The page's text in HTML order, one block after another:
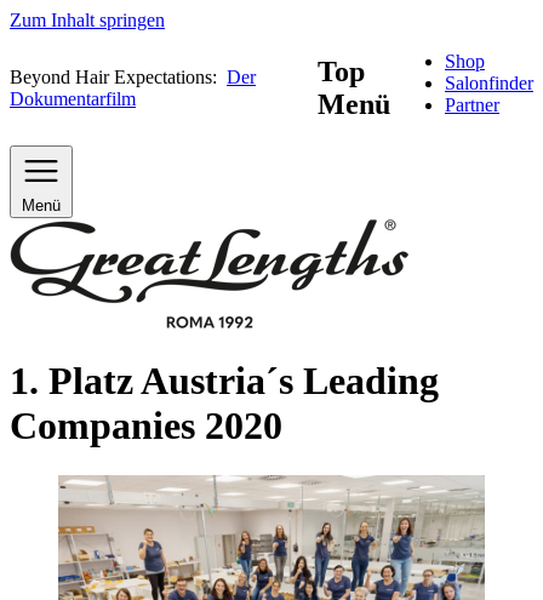
Zum Inhalt springen
Beyond Hair Expectations: Der
Dokumentarfilm
Top
Menü
Shop
Salonfinder
Partner
Menü
1. Platz Austria´s Leading
Companies 2020